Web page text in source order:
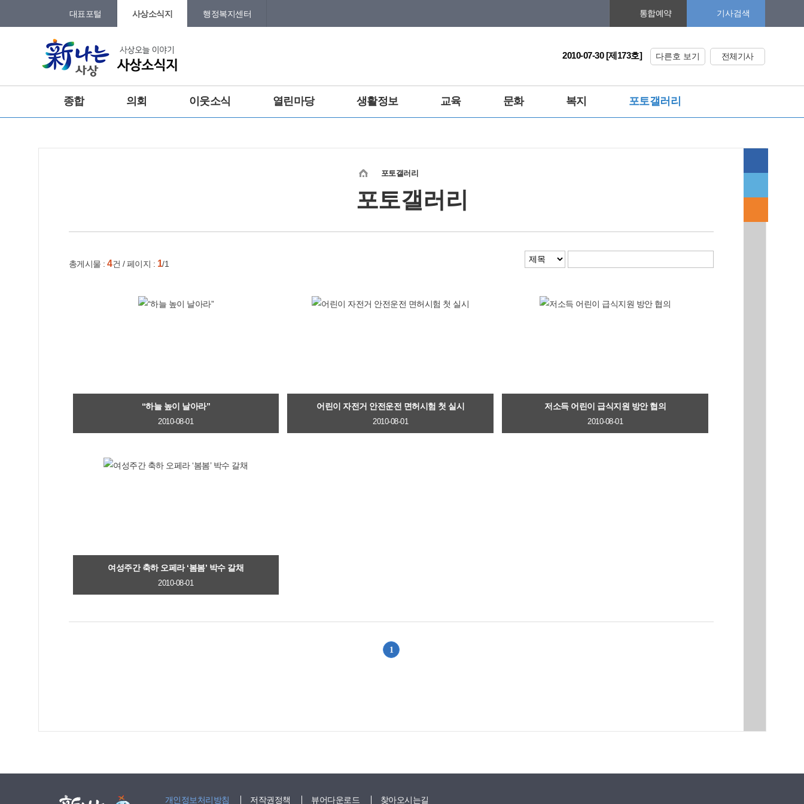
대표포털 사상소식지 행정복지센터 통합예약 기사검색
2010-07-30 [제173호] 다른호 보기 전체기사
종합 의회 이웃소식 열린마당 생활정보 교육 문화 복지 포토갤러리
포토갤러리
포토갤러리
총게시물 : 4건 / 페이지 : 1/1
“하늘 높이 날아라”
2010-08-01
어린이 자전거 안전운전 면허시험 첫 실시
2010-08-01
저소득 어린이 급식지원 방안 협의
2010-08-01
여성주간 축하 오페라 ‘봄봄’ 박수 갈채
2010-08-01
1
개인정보처리방침 저작권정책 뷰어다운로드 찾아오시는길